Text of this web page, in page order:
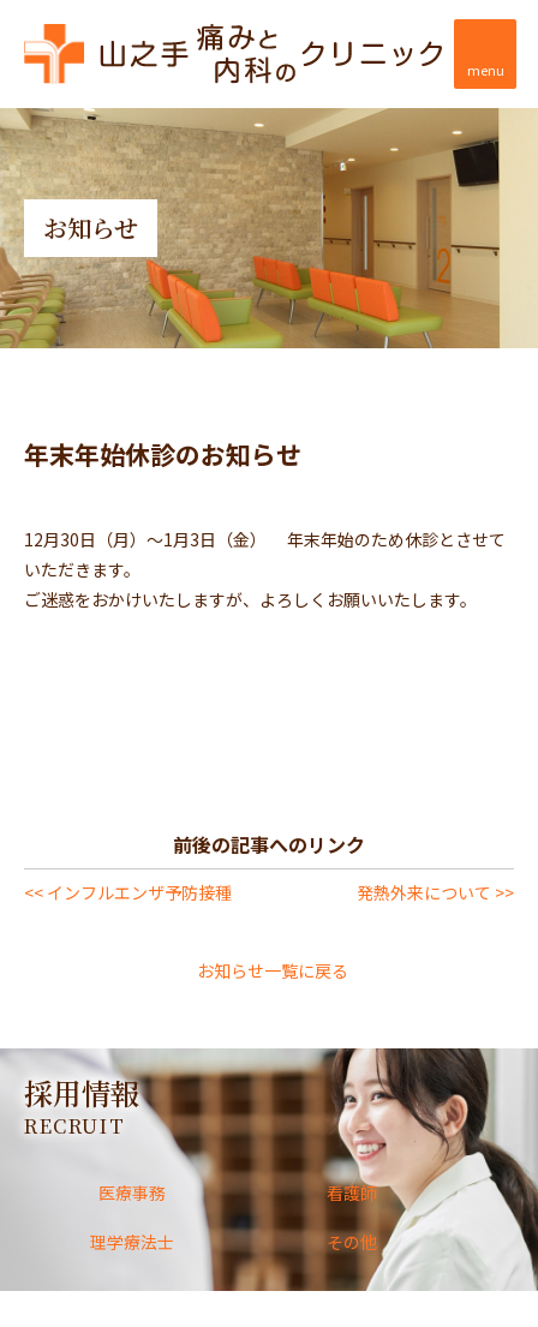
お知らせ
年末年始休診のお知らせ
12月30日（月）～1月3日（金） 年末年始のため休診とさせて
いただきます。
ご迷惑をおかけいたしますが、よろしくお願いいたします。
前後の記事へのリンク
<< インフルエンザ予防接種 発熱外来について >>
お知らせ一覧に戻る
採用情報
RECRUIT
医療事務 看護師
理学療法士 その他
menu